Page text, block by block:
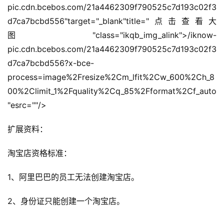
pic.cdn.bcebos.com/21a4462309f790525c7d193c02f3
d7ca7bcbd556"target="_blank"title="点击查看大
图"class="ikqb_img_alink">/iknow-
pic.cdn.bcebos.com/21a4462309f790525c7d193c02f3
d7ca7bcbd556?x-bce-
process=image%2Fresize%2Cm_lfit%2Cw_600%2Ch_8
00%2Climit_1%2Fquality%2Cq_85%2Fformat%2Cf_auto
"esrc=""/>
扩展资料：
淘宝店资格标准：
1、阿里巴巴的员工无法创建淘宝店。
2、身份证只能创建一个淘宝店。